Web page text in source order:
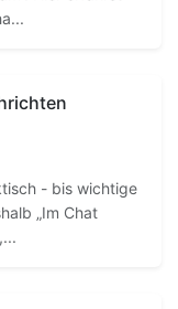
- bis wichtige
„Im Chat